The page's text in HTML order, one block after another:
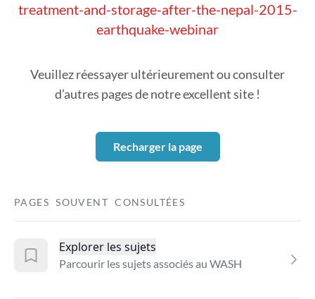
treatment-and-storage-after-the-nepal-2015-
earthquake-webinar
Veuillez réessayer ultérieurement ou consulter
d’autres pages de notre excellent site !
Recharger la page
PAGES SOUVENT CONSULTÉES
Explorer les sujets
Parcourir les sujets associés au WASH